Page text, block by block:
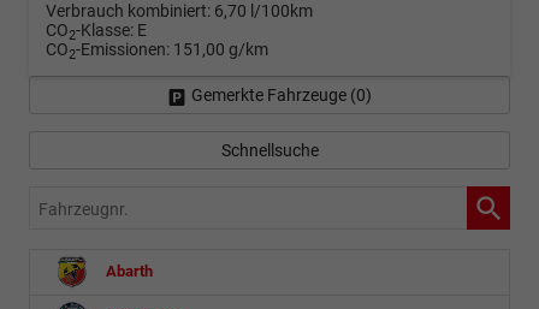
Verbrauch kombiniert: 6,70 l/100km
CO2-Klasse: E
CO2-Emissionen: 151,00 g/km
Gemerkte Fahrzeuge (0)
Schnellsuche
Fahrzeugnr.
Abarth